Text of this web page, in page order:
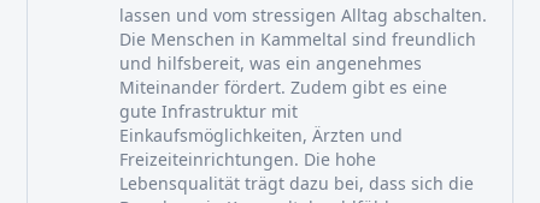
lassen und vom stressigen Alltag abschalten.
Die Menschen in Kammeltal sind freundlich
und hilfsbereit, was ein angenehmes
Miteinander fördert. Zudem gibt es eine
gute Infrastruktur mit
Einkaufsmöglichkeiten, Ärzten und
Freizeiteinrichtungen. Die hohe
Lebensqualität trägt dazu bei, dass sich die